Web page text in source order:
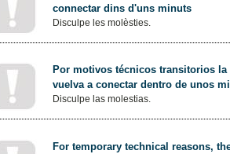
connectar dins d'uns minuts
Disculpe les molèsties.
Por motivos técnicos transitorios
vuelva a conectar dentro de unos
Disculpe las molestias.
For temporary technical reasons,